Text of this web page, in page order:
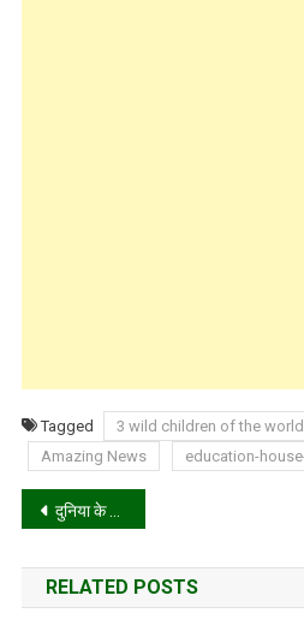
Tagged 3 wild children of the world
Amazing News
education-
Post
navigation
दुनिया के 3 सबसे खतरनाक जानवर, जिन्हें वैज्ञानिकों ने बनाया है!
RELATED POSTS